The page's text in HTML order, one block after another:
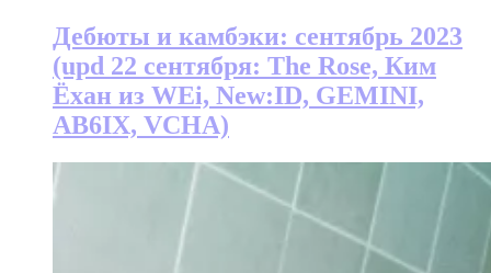
Дебюты и камбэки: сентябрь 2023
(upd 22 сентября: The Rose, Ким
Ёхан из WEi, New:ID, GEMINI,
AB6IX, VCHA)